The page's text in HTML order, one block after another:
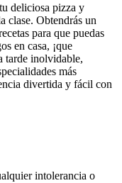
deliciosa pizza y
clase. Obtendrás un
para que puedas
en casa, ¡que
tarde inolvidable,
más
divertida y fácil con
intolerancia o